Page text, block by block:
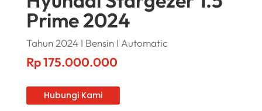
Prime 2024
Tahun 2024 I Bensin I Automatic
Rp175.000.000
Hubungi Kami